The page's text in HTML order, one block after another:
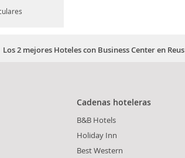
Los 2 mejores Hoteles con Business Center en Reus
Cadenas hoteleras
B&B Hotels
Holiday Inn
Best Western